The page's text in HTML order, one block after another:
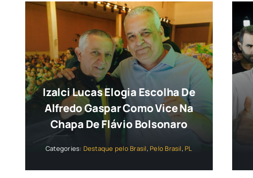
Izalci Lucas Elogia Escolha De
Alfredo Gaspar Como Vice Na
Chapa De Flávio Bolsonaro
Categories: Destaque pelo Brasil, Pelo Brasil, PL